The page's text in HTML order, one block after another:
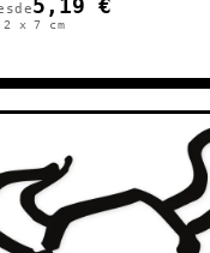
5,19 €
x 7 cm